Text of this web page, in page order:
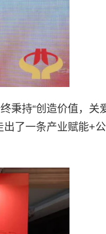
秉持“创造价值，关
了一条产业赋能+